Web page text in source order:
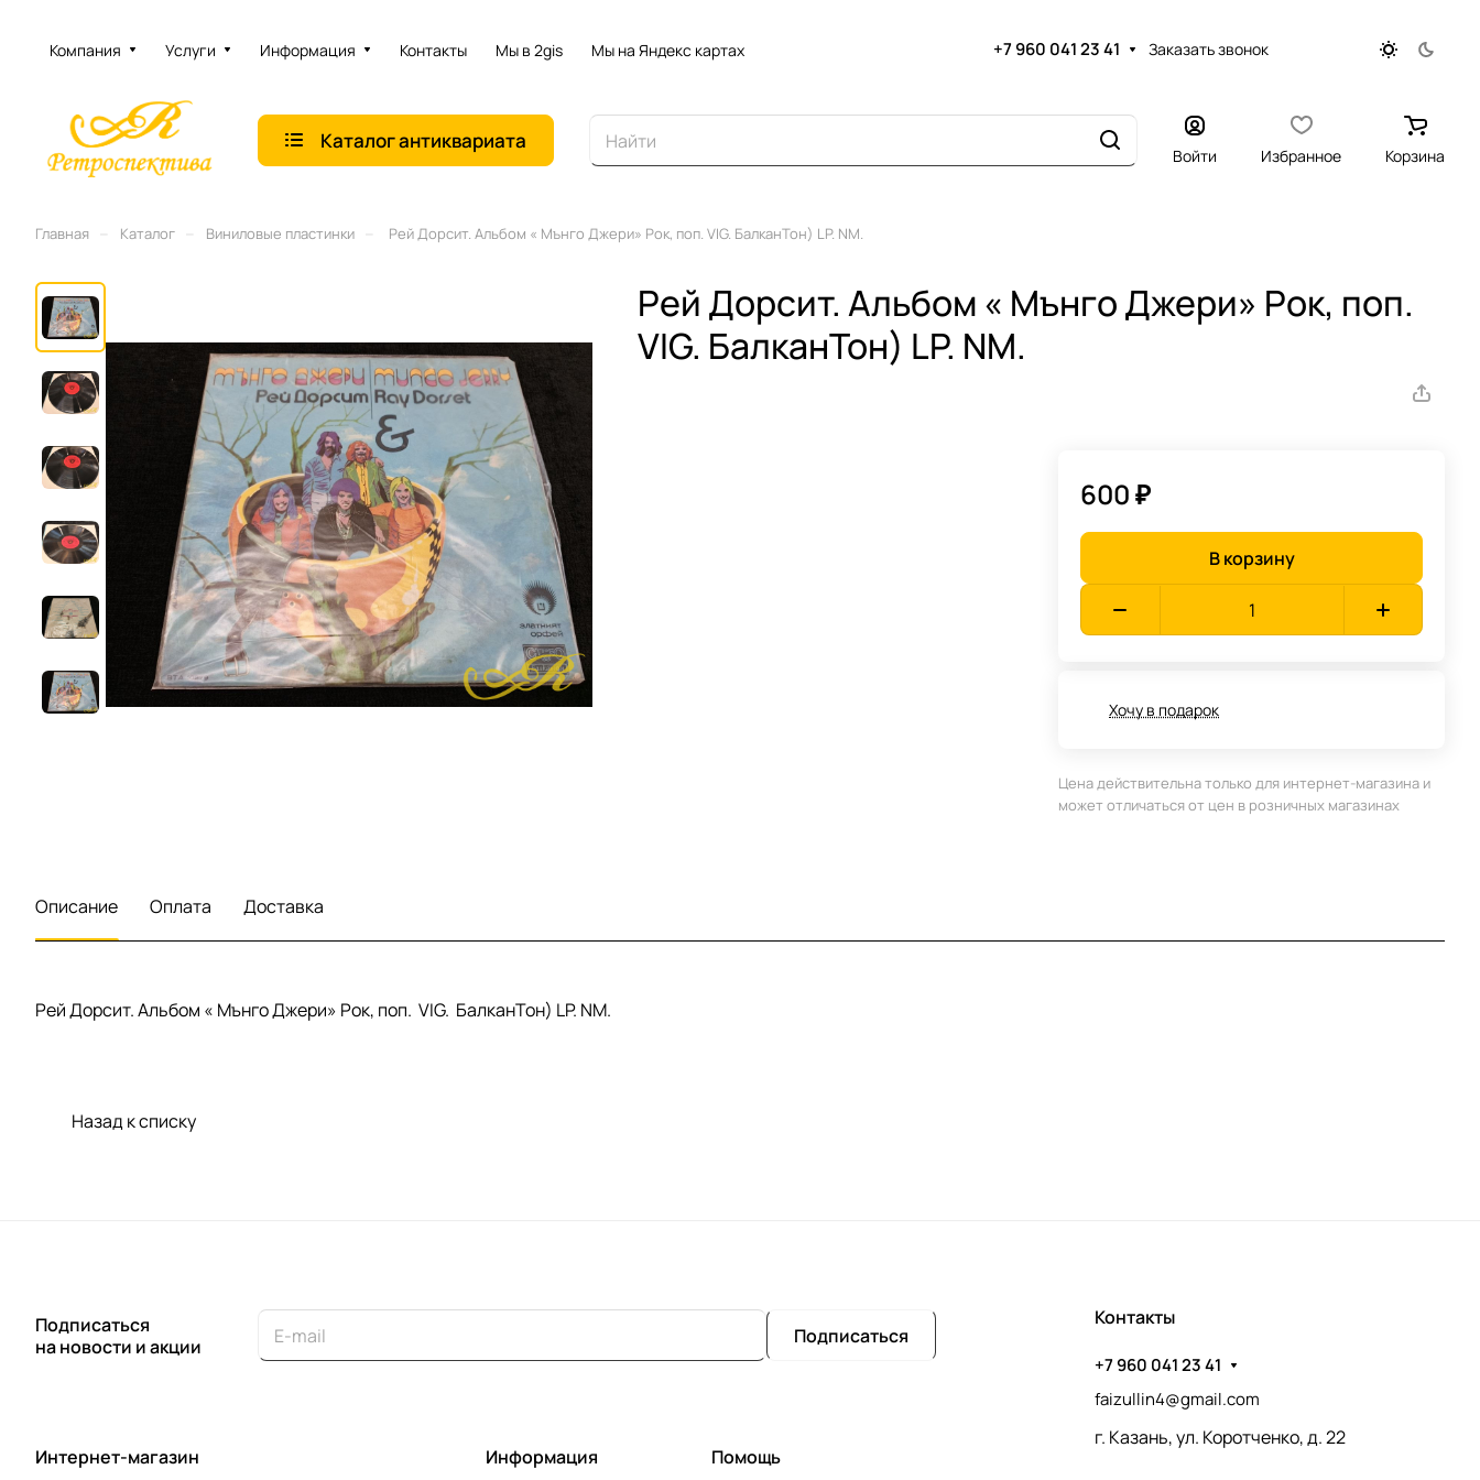
Компания Услуги Информация Контакты Мы в 2gis Мы на Яндекс картах +7 960 041 23 41 Заказать звонок
Каталог антиквариата
Войти Избранное Корзина
Главная Каталог Виниловые плаcтинки Рей Дорсит. Альбом « Мънго Джери» Рок, поп. VIG. БалканТон) LP. NM.
Рей Дорсит. Альбом « Мънго Джери» Рок, поп.
VIG. БалканТон) LP. NM.
600 ₽
В корзину
Хочу в подарок
Цена действительна только для интернет-магазина и
может отличаться от цен в розничных магазинах
Описание Оплата Доставка
Рей Дорсит. Альбом « Мънго Джери» Рок, поп. VIG. БалканТон) LP. NM.
Назад к списку
Подписаться
на новости и акции
Подписаться
Интернет-магазин Информация Помощь
Контакты
+7 960 041 23 41
faizullin4@gmail.com
г. Казань, ул. Коротченко, д. 22